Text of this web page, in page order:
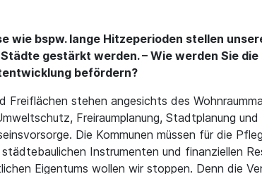
wie bspw. lange Hitzeperioden stellen
gestärkt werden. – Wie werden Sie
befördern?
Freiflächen stehen angesichts des
Freiraumplanung, Stadtplanung
Die Kommunen müssen für die
Instrumenten und finanziellen
Eigentums wollen wir stoppen. Denn die